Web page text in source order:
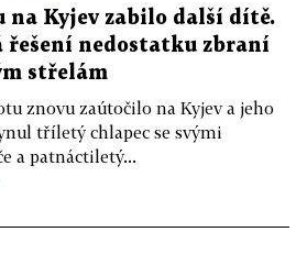
na Kyjev zabilo další dítě.
řešení nedostatku zbraní
střelám
znovu zaútočilo na Kyjev a jeho
tříletý chlapec se svými
a patnáctiletý...